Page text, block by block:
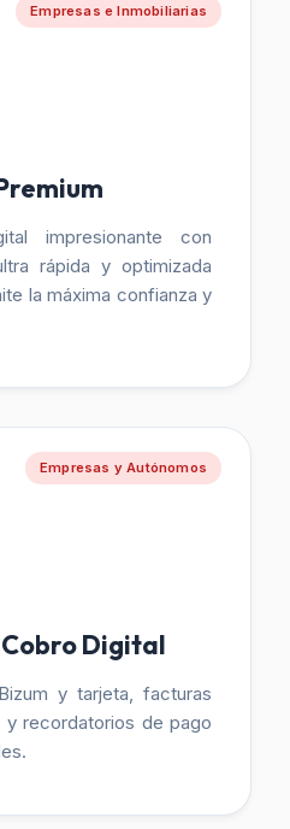
Empresas e Inmobiliarias
impresionante con
rápida y optimizada
la máxima confianza y
Empresas y Autónomos
Digital
y tarjeta, facturas
y recordatorios de pago